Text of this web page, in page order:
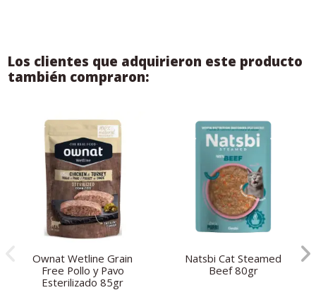
Los clientes que adquirieron este producto
también compraron:
Ownat Wetline Grain
Free Pollo y Pavo
Esterilizado 85gr
Natsbi Cat Steamed
Beef 80gr